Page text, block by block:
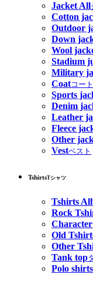
Jacket All
Cotton
Outdoor
Down
Wool
Stadium
Military
Coatコート
Sports
Denim
Leather
Fleece
Other
Vestベスト
TshirtsTシャツ
Tshirts All
Rock
Old
Other
Tank top
Polo shirts